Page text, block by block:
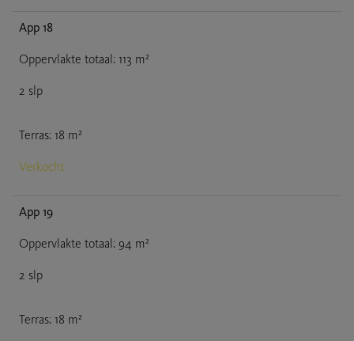
App 18
Oppervlakte totaal : 113 m²
2 slp
Terras: 18 m²
Verkocht
App 19
Oppervlakte totaal : 94 m²
2 slp
Terras: 18 m²